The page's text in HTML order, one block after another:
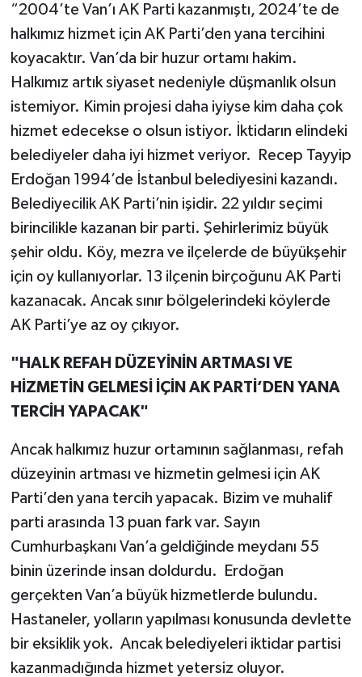
“2004’te Van’ı AK Parti kazanmıştı, 2024’te de
halkımız hizmet için AK Parti’den yana tercihini
koyacaktır. Van’da bir huzur ortamı hakim.
Halkımız artık siyaset nedeniyle düşmanlık olsun
istemiyor. Kimin projesi daha iyiyse kim daha çok
hizmet edecekse o olsun istiyor. İktidarın elindeki
belediyeler daha iyi hizmet veriyor. Recep Tayyip
Erdoğan 1994’de İstanbul belediyesini kazandı.
Belediyecilik AK Parti’nin işidir. 22 yıldır seçimi
birincilikle kazanan bir parti. Şehirlerimiz büyük
şehir oldu. Köy, mezra ve ilçelerde de büyükşehir
için oy kullanıyorlar. 13 ilçenin birçoğunu AK Parti
kazanacak. Ancak sınır bölgelerindeki köylerde
AK Parti’ye az oy çıkıyor.
"HALK REFAH DÜZEYİNİN ARTMASI VE
HİZMETİN GELMESİ İÇİN AK PARTİ’DEN YANA
TERCİH YAPACAK"
Ancak halkımız huzur ortamının sağlanması, refah
düzeyinin artması ve hizmetin gelmesi için AK
Parti’den yana tercih yapacak. Bizim ve muhalif
parti arasında 13 puan fark var. Sayın
Cumhurbaşkanı Van’a geldiğinde meydanı 55
binin üzerinde insan doldurdu. Erdoğan
gerçekten Van’a büyük hizmetlerde bulundu.
Hastaneler, yolların yapılması konusunda devlette
bir eksiklik yok. Ancak belediyeleri iktidar partisi
kazanmadığında hizmet yetersiz oluyor.